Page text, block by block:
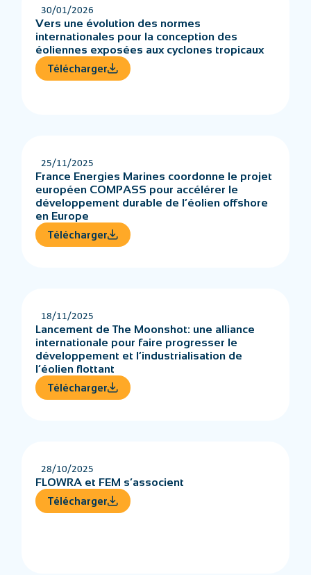
30/01/2026
Vers une évolution des normes
internationales pour la conception des
éoliennes exposées aux cyclones tropicaux
Télécharger
25/11/2025
France Energies Marines coordonne le projet
européen COMPASS pour accélérer le
développement durable de l’éolien offshore
en Europe
Télécharger
18/11/2025
Lancement de The Moonshot: une alliance
internationale pour faire progresser le
développement et l’industrialisation de
l’éolien flottant
Télécharger
28/10/2025
FLOWRA et FEM s’associent
Télécharger